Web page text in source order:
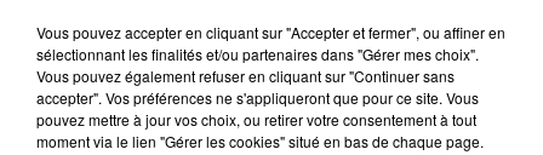
autre projet verra le jour sous l'impulsion d'un des
patrons.L'association BoGaJe a été dissoute jeudi
dernier au terme d'une ultime assemblée générale avec
le sentiment du devoir accompli.
" Sortez c'est l'été ", un dépliant en 3 volets recto-verso
Vous pouvez accepter en cliquant sur "Accepter et fermer", ou affiner en
sélectionnant les finalités et/ou partenaires dans "Gérer mes choix".
Vous pouvez également refuser en cliquant sur "Continuer sans
accepter". Vos préférences ne s'appliqueront que pour ce site. Vous
pouvez mettre à jour vos choix, ou retirer votre consentement à tout
moment via le lien "Gérer les cookies" situé en bas de chaque page.